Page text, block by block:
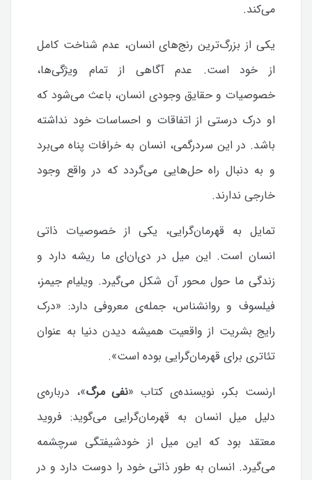
می‌کند.
یکی از بزرگ‌ترین رنج‌های انسان، عدم شناخت کامل
از خود است. عدم آگاهی از تمام ویژگی‌ها،
خصوصیات و حقایق وجودی انسان، باعث می‌شود که
او درک درستی از اتفاقات و احساسات خود نداشته
باشد. در این سردرگمی، انسان به خرافات پناه می‌برد
و به دنبال راه حل‌هایی می‌گردد که در واقع وجود
خارجی ندارند.
تمایل به قهرمان‌گرایی، یکی از خصوصیات ذاتی
انسان است. این میل در دی‌ان‌ای ما ریشه دارد و
زندگی ما حول محور آن شکل می‌گیرد. ویلیام جیمز،
فیلسوف و روانشناس، جمله‌ی معروفی دارد: «درک
رایج بشریت از واقعیت همیشه دیدن دنیا به عنوان
تئاتری برای قهرمان‌گرایی بوده است».
ارنست بکر، نویسنده‌ی کتاب «نفی مرگ»، درباره‌ی
دلیل میل انسان به قهرمان‌گرایی می‌گوید: فروید
معتقد بود که این میل از خودشیفتگی سرچشمه
می‌گیرد. انسان به طور ذاتی خود را دوست دارد و در